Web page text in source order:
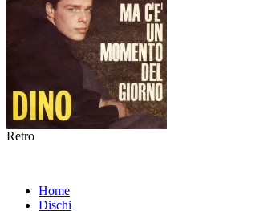
Retro
Home
Dischi